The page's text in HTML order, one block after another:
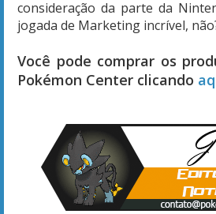
consideração da parte da
jogada de Marketing incrível,
Você pode comprar os
Pokémon Center clicando